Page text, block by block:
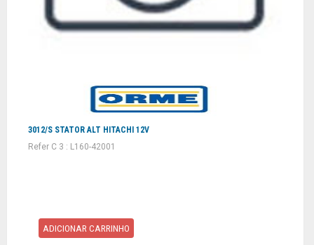
3012/S STATOR ALT HITACHI 12V
Refer C 3 : L160-42001
ADICIONAR CARRINHO